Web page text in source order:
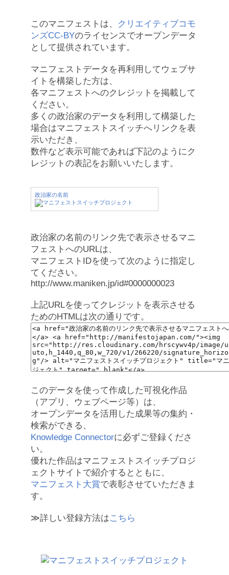
このマニフェストは、
クリエイティブコモ
ンズCC-BYのライセンスでオープンデータ
として提供されています。
マニフェストデータを再利用してウェブサ
イトを構築した方は、
各マニフェストへのクレジットを掲載して
ください。
多くの政治家のデータを利用して構築した
場合はマニフェストスイッチへリンクを表
示いただき、
数件など表示可能であれば下記のようにク
レジットの表記をお願いいたします。
政治家の名前
政治家の名前のリンク先で表示させるマニ
フェストへのURLは、
マニフェストIDを使って次のように指定し
てください。
http://www.maniken.jp/id#0000000023
上記URLを使ってクレジットを表示させる
ためのHTMLは次の通りです。
このデータを使って作成した可視化作品
（アプリ、ウェブページ等）は、
オープンデータを活用した成果等の集約・
検索ができる、
Knowledge Connectorに必ずご登録くださ
い。
優れた作品はマニフェストスイッチプロジ
ェクトサイトで紹介するとともに、
マニフェスト大賞で表彰させていただきま
す。
≫詳しい登録方法はこちら